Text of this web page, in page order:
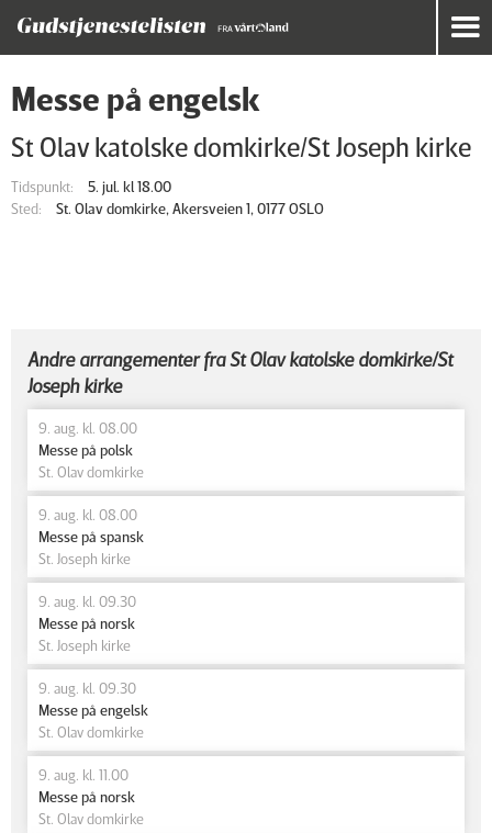
Messe på engelsk
St Olav katolske domkirke/St Joseph kirke
Tidspunkt:
5. jul. kl 18.00
Sted:
St. Olav domkirke, Akersveien 1, 0177 OSLO
Andre arrangementer fra St Olav katolske domkirke/St
Joseph kirke
9. aug. kl. 08.00
Messe på polsk
St. Olav domkirke
9. aug. kl. 08.00
Messe på spansk
St. Joseph kirke
9. aug. kl. 09.30
Messe på norsk
St. Joseph kirke
9. aug. kl. 09.30
Messe på engelsk
St. Olav domkirke
9. aug. kl. 11.00
Messe på norsk
St. Olav domkirke